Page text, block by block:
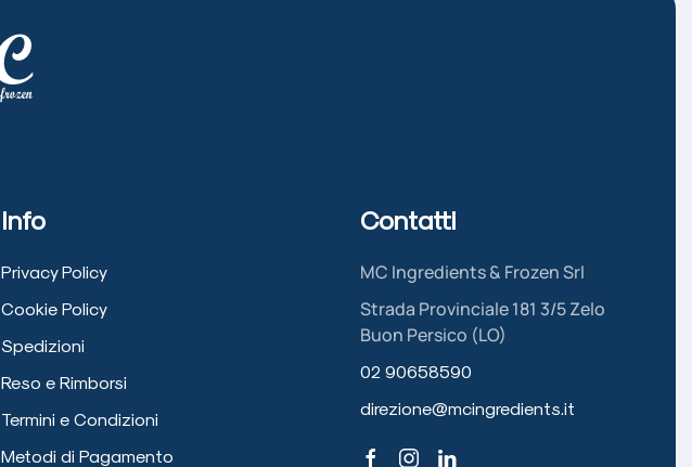
Info
Privacy Policy
Cookie Policy
Spedizioni
Reso e Rimborsi
Termini e Condizioni
Metodi di Pagamento
Contatti
MC Ingredients & Frozen Srl
Strada Provinciale 181 3/5 Zelo
Buon Persico (LO)
02 90658590
direzione@mcingredients.it